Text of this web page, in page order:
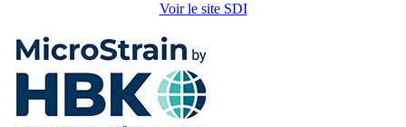
Voir le site SDI